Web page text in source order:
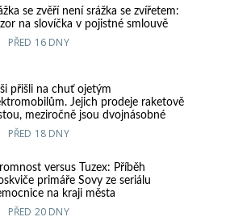
se zvěří není srážka se zvířetem:
na slovíčka v pojistné smlouvě
PŘED 16 DNY
přišli na chuť ojetým
Jejich prodeje raketově
meziročně jsou dvojnásobné
PŘED 18 DNY
versus Tuzex: Příběh
primáře Sovy ze seriálu
na kraji města
PŘED 20 DNY